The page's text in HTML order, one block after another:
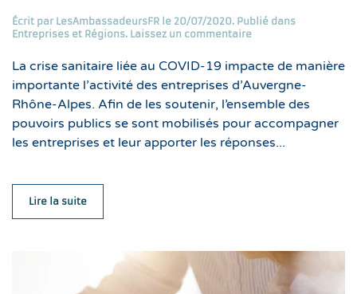
Écrit par LesAmbassadeursFR le 20/07/2020. Publié dans
Entreprises et Régions. Laissez un commentaire
La crise sanitaire liée au COVID-19 impacte de manière
importante l’activité des entreprises d’Auvergne-
Rhône-Alpes. Afin de les soutenir, l’ensemble des
pouvoirs publics se sont mobilisés pour accompagner
les entreprises et leur apporter les réponses...
Lire la suite